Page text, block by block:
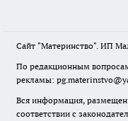
Сайт "Материнство". ИП
По редакционным
рекламы:
Вся информация,
соответствии с